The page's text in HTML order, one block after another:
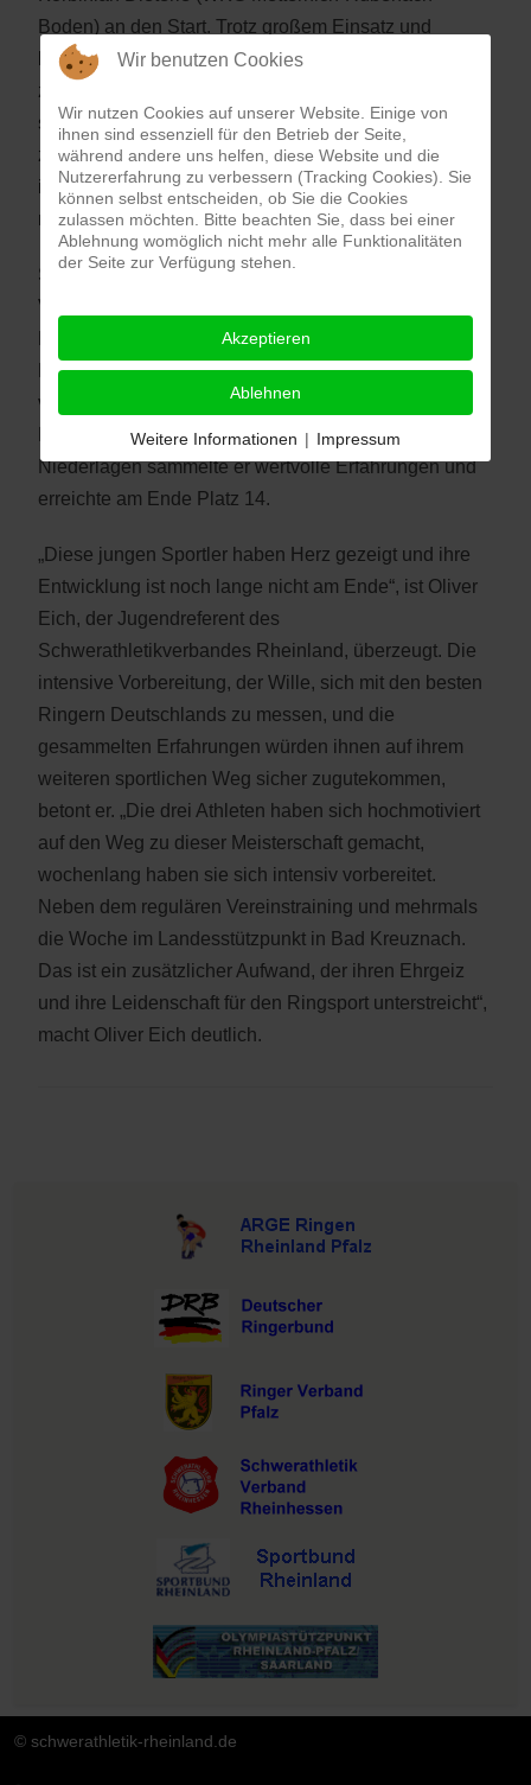
Boden) an den Start. Trotz großem Einsatz und
kämpferischem Willen musste er das Turnier nach
zwei Begegnungen aber vorzeitig beenden. Am Ende
stand für ihn Platz 12 zu Buche. Ein Ergebnis, das
zwar nicht seinen eigenen Erwartungen entsprach,
ihm aber wichtige Erfahrungen auf höchstem
nationalem Niveau brachte.
Sein Debüt bei einer Deutschen Meisterschaft feierte
Vincent Muckenhaupt (WKG Metternich-Rübenach-
Boden) in der Gewichtsklasse bis 71 Kilogramm. Der
Nachwuchsringer zeigte großen Kampfgeist und
verkaufte sich bei seinem ersten Auftritt auf nationaler
Bühne hervorragend. Mit einem Sieg und zwei
Niederlagen sammelte er wertvolle Erfahrungen und
erreichte am Ende Platz 14.
„Diese jungen Sportler haben Herz gezeigt und ihre
Entwicklung ist noch lange nicht am Ende“, ist Oliver
Eich, der Jugendreferent des
Schwerathletikverbandes Rheinland, überzeugt. Die
intensive Vorbereitung, der Wille, sich mit den besten
Ringern Deutschlands zu messen, und die
gesammelten Erfahrungen würden ihnen auf ihrem
weiteren sportlichen Weg sicher zugutekommen,
betont er. „Die drei Athleten haben sich hochmotiviert
auf den Weg zu dieser Meisterschaft gemacht,
wochenlang haben sie sich intensiv vorbereitet.
Neben dem regulären Vereinstraining und mehrmals
die Woche im Landesstützpunkt in Bad Kreuznach.
Das ist ein zusätzlicher Aufwand, der ihren Ehrgeiz
und ihre Leidenschaft für den Ringsport unterstreicht“,
macht Oliver Eich deutlich.
© schwerathletik-rheinland.de
Wir benutzen Cookies
Wir nutzen Cookies auf unserer Website. Einige von
ihnen sind essenziell für den Betrieb der Seite,
während andere uns helfen, diese Website und die
Nutzererfahrung zu verbessern (Tracking Cookies). Sie
können selbst entscheiden, ob Sie die Cookies
zulassen möchten. Bitte beachten Sie, dass bei einer
Ablehnung womöglich nicht mehr alle Funktionalitäten
der Seite zur Verfügung stehen.
Akzeptieren
Ablehnen
Weitere Informationen | Impressum